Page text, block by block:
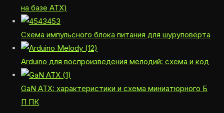
на базе ATX)
Схема импульсного блока питания для шуруповёрта
Arduino для воспроизведения мелодий: схема и код
GaN ATX: характеристики и схема миниатюрного Б
П ПК